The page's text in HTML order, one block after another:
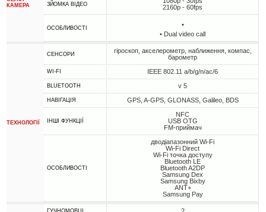
КАМЕРА
ЗЙОМКА ВІДЕО
2160p - 60fps
ОСОБЛИВОСТІ
•
• Dual video call
ТЕХНОЛОГІЇ
СЕНСОРИ
гіроскоп, акселерометр, наближення, компас,
барометр
WI-FI IEEE 802.11 a/b/g/n/ac/6
BLUETOOTH v 5
НАВІГАЦІЯ GPS, A-GPS, GLONASS, Galileo, BDS
ІНШІ ФУНКЦІЇ
NFC
USB OTG
FM-приймач
ОСОБЛИВОСТІ
дводіапазонний Wi-Fi
Wi-Fi Direct
Wi-Fi точка доступу
Bluetooth LE
Bluetooth A2DP
Samsung Dex
Samsung Bixby
ANT+
Samsung Pay
ГУЧНОМОВЦІ